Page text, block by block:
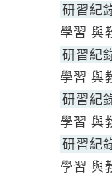
研習紀
學習 與
研習紀
學習 與
研習紀
學習 與
研習紀
學習 與